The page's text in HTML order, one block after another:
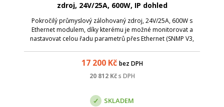
zdroj, 24V/25A, 600W, IP dohled
Pokročilý průmyslový zálohovaný zdroj, 24V/25A, 600W s
Ethernet modulem, díky kterému je možné monitorovat a
nastavovat celou řadu parametrů přes Ethernet (SNMP V3,
17 200Kč bez DPH
20 812Kč s DPH
SKLADEM